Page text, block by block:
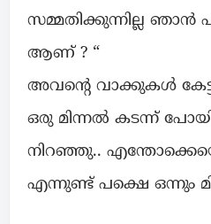
സമ്മതിക്കുന്നില്ല ഞാൻ
ആണ് ? “
അവന്റെ വാക്കുകൾ
ഒരു മിന്നൽ കടന്ന്
നിറഞ്ഞു..
എന്നുണ്ട് പക്ഷെ ഒന്നും